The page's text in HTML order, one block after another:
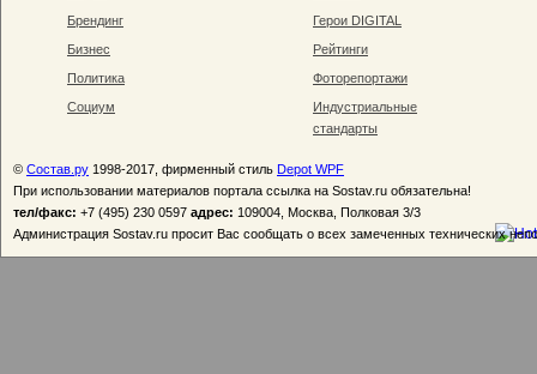
Брендинг
Бизнес
Политика
Социум
Герои DIGITAL
Рейтинги
Фоторепортажи
Индустриальные
стандарты
© Состав.ру 1998-2017, фирменный стиль Depot WPF
При использовании материалов портала ссылка на Sostav.ru обязательна!
тел/факс: +7 (495) 230 0597 адрес: 109004, Москва, Полковая 3/3
Администрация Sostav.ru просит Вас сообщать о всех замеченных технических